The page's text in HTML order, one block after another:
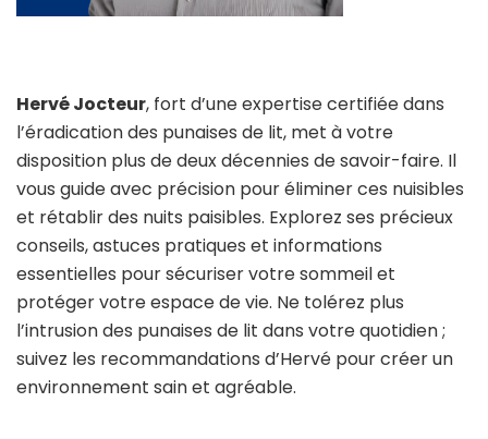
Hervé Jocteur, fort d’une expertise certifiée dans
l’éradication des punaises de lit, met à votre
disposition plus de deux décennies de savoir-faire. Il
vous guide avec précision pour éliminer ces nuisibles
et rétablir des nuits paisibles. Explorez ses précieux
conseils, astuces pratiques et informations
essentielles pour sécuriser votre sommeil et
protéger votre espace de vie. Ne tolérez plus
l’intrusion des punaises de lit dans votre quotidien ;
suivez les recommandations d’Hervé pour créer un
environnement sain et agréable.